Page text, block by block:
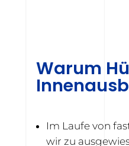
Warum
Im Laufe von
wir zu